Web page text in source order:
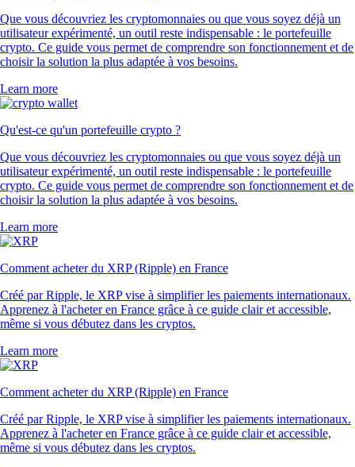
Que vous découvriez les cryptomonnaies ou que vous soyez déjà un
utilisateur expérimenté, un outil reste indispensable : le portefeuille
crypto. Ce guide vous permet de comprendre son fonctionnement et de
choisir la solution la plus adaptée à vos besoins.
Learn more
Qu'est-ce qu'un portefeuille crypto ?
Que vous découvriez les cryptomonnaies ou que vous soyez déjà un
utilisateur expérimenté, un outil reste indispensable : le portefeuille
crypto. Ce guide vous permet de comprendre son fonctionnement et de
choisir la solution la plus adaptée à vos besoins.
Learn more
Comment acheter du XRP (Ripple) en France
Créé par Ripple, le XRP vise à simplifier les paiements internationaux.
Apprenez à l'acheter en France grâce à ce guide clair et accessible,
même si vous débutez dans les cryptos.
Learn more
Comment acheter du XRP (Ripple) en France
Créé par Ripple, le XRP vise à simplifier les paiements internationaux.
Apprenez à l'acheter en France grâce à ce guide clair et accessible,
même si vous débutez dans les cryptos.